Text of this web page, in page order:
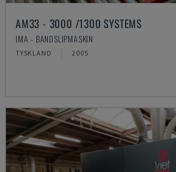
AM33 - 3000 /1300 SYSTEMS
IMA - BANDSLIPMASKIN
TYSKLAND 2005